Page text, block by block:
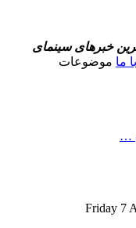
خبرهای سینمای
ما موضوعات
…